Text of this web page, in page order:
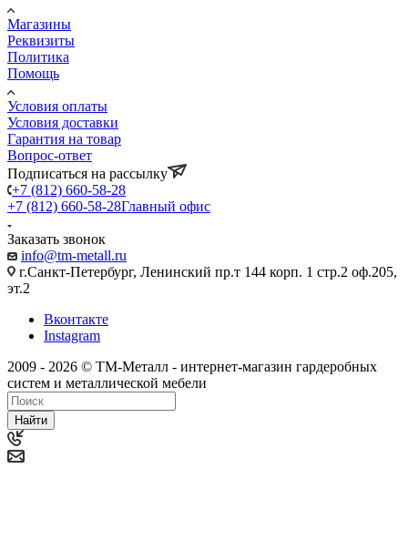
Магазины
Реквизиты
Политика
Помощь
Условия оплаты
Условия доставки
Гарантия на товар
Вопрос-ответ
Подписаться на рассылку
+7 (812) 660-58-28
+7 (812) 660-58-28Главный офис
Заказать звонок
info@tm-metall.ru
г.Санкт-Петербург, Ленинский пр.т 144 корп. 1 стр.2 оф.205,
эт.2
Вконтакте
Instagram
2009 - 2026 © ТМ-Металл - интернет-магазин гардеробных
систем и металлической мебели
Найти